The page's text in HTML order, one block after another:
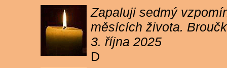
Zapaluji sedmý
měsících života.
3. října 2025
D